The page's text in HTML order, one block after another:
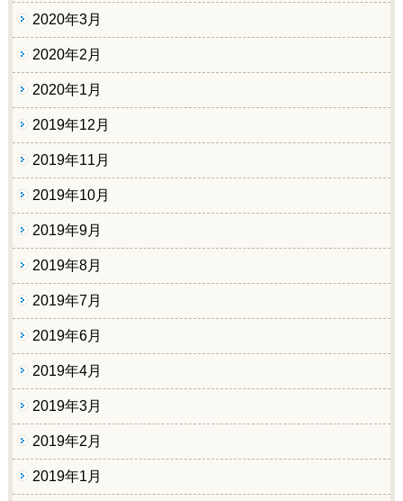
2020年3月
2020年2月
2020年1月
2019年12月
2019年11月
2019年10月
2019年9月
2019年8月
2019年7月
2019年6月
2019年4月
2019年3月
2019年2月
2019年1月